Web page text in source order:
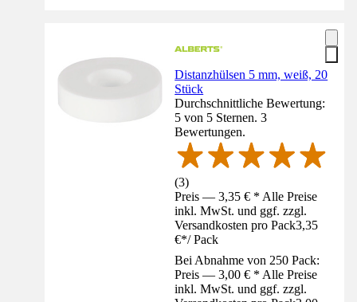
Distanzhülsen 5 mm, weiß, 20
Stück
Durchschnittliche Bewertung:
5 von 5 Sternen. 3
Bewertungen.
(3)
Preis — 3,35 € * Alle Preise
inkl. MwSt. und ggf. zzgl.
Versandkosten pro Pack3,35
€*/ Pack
Bei Abnahme von 250 Pack:
Preis — 3,00 € * Alle Preise
inkl. MwSt. und ggf. zzgl.